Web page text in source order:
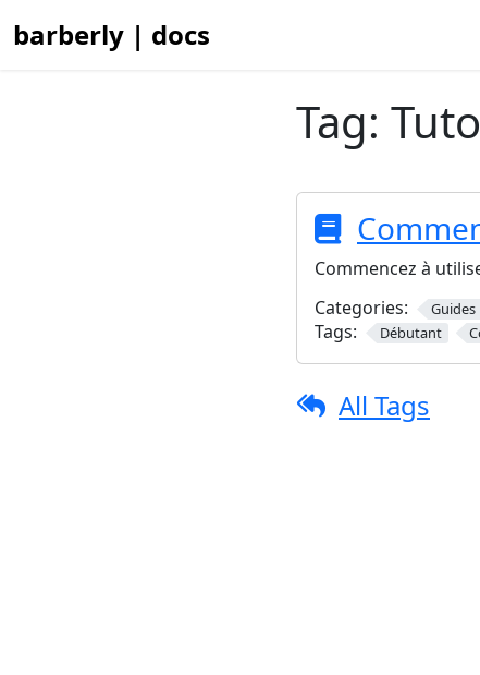
barberly | docs
Tag:
Commencez à
Categories:
Tags: Débutant
All Tags